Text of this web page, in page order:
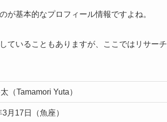
が基本的なプロフィール情報ですよね。
ていることもありますが、ここではリサーチ
（Tamamori Yuta）
月17日（魚座）